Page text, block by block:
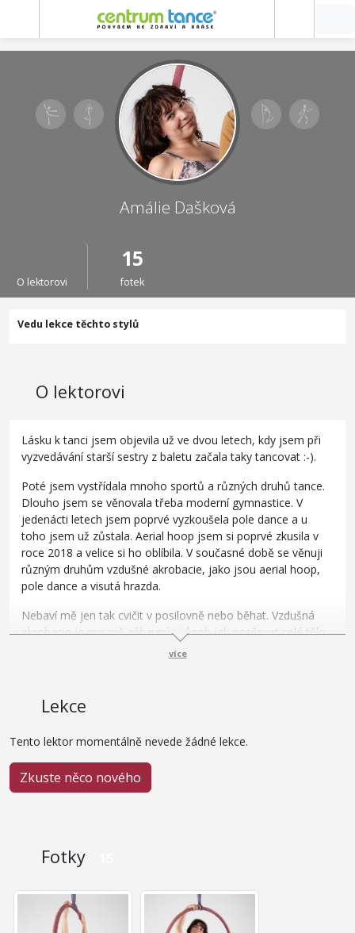
Amálie Dašková
O lektorovi
15
fotek
O lektorovi
Lásku k tanci jsem objevila už ve dvou letech, kdy jsem při
vyzvedávání starší sestry z baletu začala taky tancovat :-).
Poté jsem vystřídala mnoho sportů a různých druhů tance.
Dlouho jsem se věnovala třeba moderní gymnastice. V
jedenácti letech jsem poprvé vyzkoušela pole dance a u
toho jsem už zůstala. Aerial hoop jsem si poprvé zkusila v
roce 2018 a velice si ho oblíbila. V současné době se věnuji
různým druhům vzdušné akrobacie, jako jsou aerial hoop,
pole dance a visutá hrazda.
Nebaví mě jen tak cvičit v posilovně nebo běhat. Vzdušná
akrobacie je pro mě zábavný způsob jak posilovat celé tělo,
ale při tom se i bavit, a to chci předávat dál.
více
Lekce
Tento lektor momentálně nevede žádné lekce.
Zkuste něco nového
Fotky